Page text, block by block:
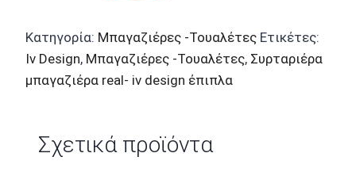
Κατηγορία: Μπαγαζιέρες -Τουαλέτες Ετικέτες:
Iv Design, Μπαγαζιέρες -Τουαλέτες, Συρταριέρα
μπαγαζιέρα real- iv design έπιπλα
Σχετικά προϊόντα